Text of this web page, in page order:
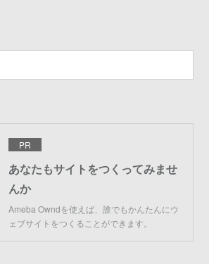
PR
あなたもサイトをつくってみませ
んか
Ameba Owndを使えば、誰でもかんたんにウ
ェブサイトをつくることができます。